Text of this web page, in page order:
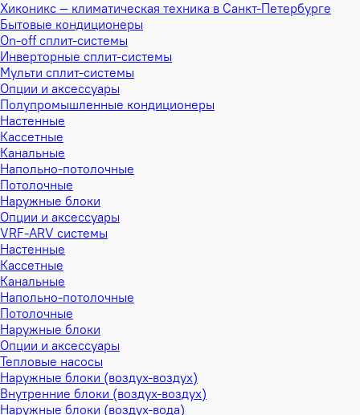
Хиконикс — климатическая техника в Санкт-Петербурге
Бытовые кондиционеры
On-off сплит-системы
Инверторные сплит-системы
Мульти сплит-системы
Опции и аксессуары
Полупромышленные кондиционеры
Настенные
Кассетные
Канальные
Напольно-потолочные
Потолочные
Наружные блоки
Опции и аксессуары
VRF-ARV системы
Настенные
Кассетные
Канальные
Напольно-потолочные
Потолочные
Наружные блоки
Опции и аксессуары
Тепловые насосы
Наружные блоки (воздух-воздух)
Внутренние блоки (воздух-воздух)
Наружные блоки (воздух-вода)